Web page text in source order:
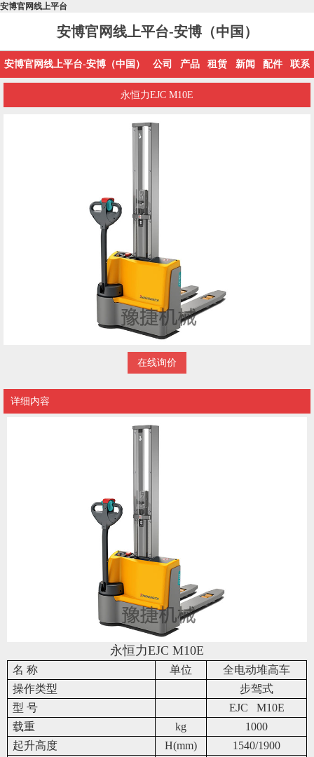
安博官网线上平台
安博官网线上平台-安博（中国）
安博官网线上平台-安博（中国） 公司 产品 租赁 新闻 配件 联系
永恒力EJC M10E
在线询价
详细内容
永恒力EJC M10E
名 称 单位
全电动堆高车
操作类型
步驾式
型 号
EJC M10E
载重
kg
1000
起升高度
H(mm)
1540/1900